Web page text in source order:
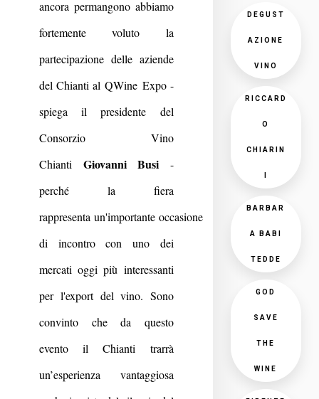
ancora permangono abbiamo
fortemente voluto la
partecipazione delle aziende
del Chianti al QWine Expo -
spiega il presidente del
Consorzio Vino
Chianti Giovanni Busi-
perché la fiera
rappresenta un'importante occasione
di incontro con uno dei
mercati oggi più interessanti
per l'export del vino. Sono
convinto che da questo
evento il Chianti trarrà
un’esperienza vantaggiosa
DEGUST
AZIONE
VINO
RICCARD
O
CHIARIN
BARBAR
A BABI
TEDDE
GOD
SAVE
THE
WINE